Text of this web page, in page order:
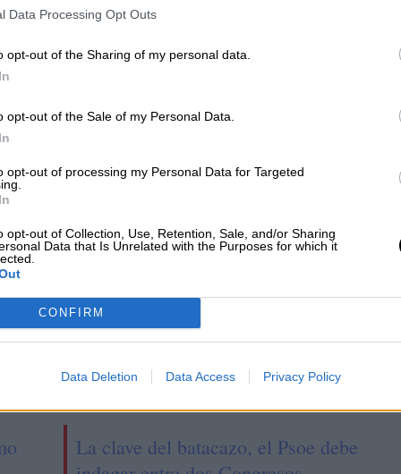
Data Processing Opt Outs
opt-out of the Sharing of my personal data.
opt-out of the Sale of my Personal Data.
opt-out of processing my Personal Data for Targeted
opt-out of Collection, Use, Retention, Sale, and/or Sharing
Data that Is Unrelated with the Purposes for which it
CONFIRM
Data Deletion Data Access Privacy Policy
el70 % de la producción de aceite de oliva de la
RELACIONADAS
La clave del batacazo, el Psoe debe